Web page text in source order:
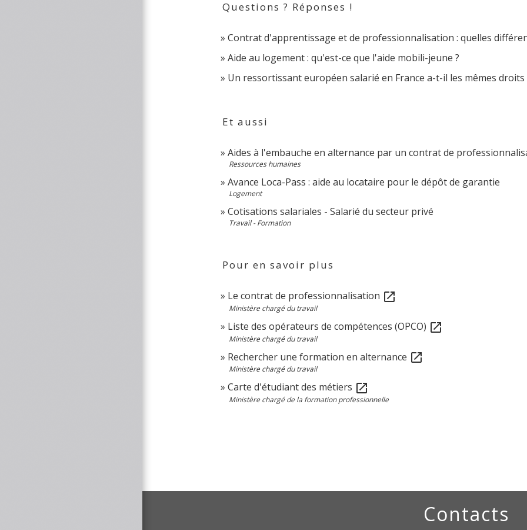
Questions ? Réponses !
Contrat d'apprentissage et de professionnalisation : quelles
Aide au logement : qu'est-ce que l'aide mobili-jeune ?
Un ressortissant européen salarié en France a-t-il les mêmes
Et aussi
Aides à l'embauche en alternance par un contrat de
Ressources humaines
Avance Loca-Pass : aide au locataire pour le dépôt de garantie
Logement
Cotisations salariales - Salarié du secteur privé
Travail - Formation
Pour en savoir plus
Le contrat de professionnalisation open_in_new
Ministère chargé du travail
Liste des opérateurs de compétences (OPCO) open_in_new
Ministère chargé du travail
Rechercher une formation en alternance open_in_new
Ministère chargé du travail
Carte d'étudiant des métiers open_in_new
Ministère chargé de la formation professionnelle
Contacts